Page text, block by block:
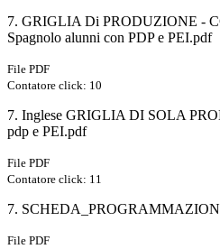
7. GRIGLIA Di PRODUZIONE -
Spagnolo alunni con PDP e PEI.pdf
File PDF
Contatore click: 10
7. Inglese GRIGLIA DI SOLA
pdp e PEI.pdf
File PDF
Contatore click: 11
7.
File PDF